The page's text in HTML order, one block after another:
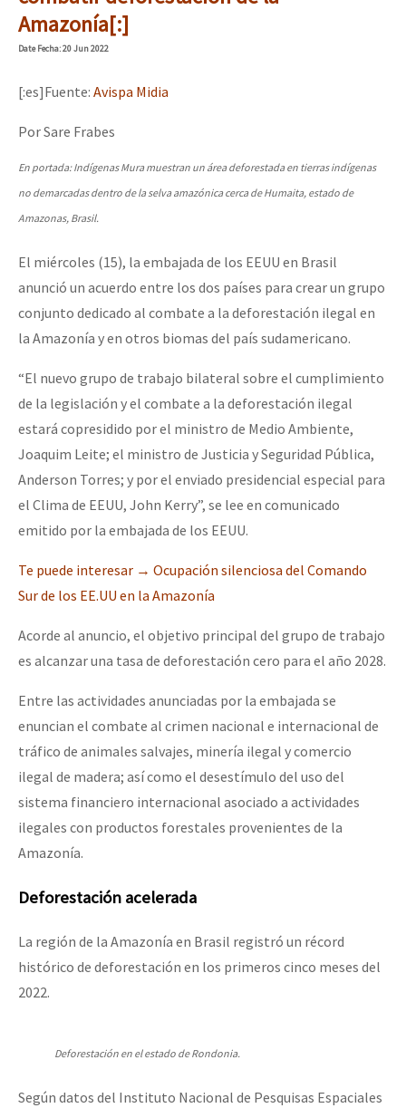
Mundo
EZLN
Migración
Presos
Mujeres
Niñxs
ETIQUETAS
Fotorreportaje
Video
Otras secciones
Semillero Guerra contra la Humanidad. (Las poblaciones y
Libros para descargar
Medios Libres
COVID-19
Eventos
Contacto
“Sonhando a Terra do Bem Virá” se publica no Estado Espanhol
Se o México sabe, que o mundo saiba! Nossas lutas pela
[25 abr – CDMX] Tokín por el CNI: 30 años de Resistencia y
Amazonía[:]
DateFecha: 20 Jun 2022
[:es]Fuente: Avispa Midia
Por Sare Frabes
En portada: Indígenas Mura muestran un área deforestada en tierras indígenas
no demarcadas dentro de la selva amazónica cerca de Humaita, estado de
Amazonas, Brasil.
El miércoles (15), la embajada de los EEUU en Brasil
anunció un acuerdo entre los dos países para crear un grupo
conjunto dedicado al combate a la deforestación ilegal en
la Amazonía y en otros biomas del país sudamericano.
“El nuevo grupo de trabajo bilateral sobre el cumplimiento
de la legislación y el combate a la deforestación ilegal
estará copresidido por el ministro de Medio Ambiente,
Joaquim Leite; el ministro de Justicia y Seguridad Pública,
Anderson Torres; y por el enviado presidencial especial para
el Clima de EEUU, John Kerry”, se lee en comunicado
emitido por la embajada de los EEUU.
Te puede interesar → Ocupación silenciosa del Comando
Sur de los EE.UU en la Amazonía
Acorde al anuncio, el objetivo principal del grupo de trabajo
es alcanzar una tasa de deforestación cero para el año 2028.
Entre las actividades anunciadas por la embajada se
enuncian el combate al crimen nacional e internacional de
tráfico de animales salvajes, minería ilegal y comercio
ilegal de madera; así como el desestímulo del uso del
sistema financiero internacional asociado a actividades
ilegales con productos forestales provenientes de la
Amazonía.
Deforestación acelerada
La región de la Amazonía en Brasil registró un récord
histórico de deforestación en los primeros cinco meses del
2022.
Deforestación en el estado de Rondonia.
Según datos del Instituto Nacional de Pesquisas Espaciales